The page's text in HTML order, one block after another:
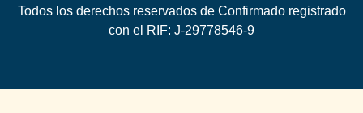
Todos los derechos reservados de Confirmado registrado
con el RIF: J-29778546-9